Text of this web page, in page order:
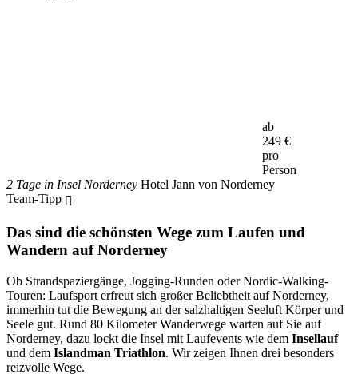
ab
249 €
pro
Person
2 Tage in Insel Norderney Hotel Jann von Norderney
Team-Tipp
Das sind die schönsten Wege zum Laufen und
Wandern auf Norderney
Ob Strandspaziergänge, Jogging-Runden oder Nordic-Walking-
Touren: Laufsport erfreut sich großer Beliebtheit auf Norderney,
immerhin tut die Bewegung an der salzhaltigen Seeluft Körper und
Seele gut. Rund 80 Kilometer Wanderwege warten auf Sie auf
Norderney, dazu lockt die Insel mit Laufevents wie dem Insellauf
und dem Islandman Triathlon. Wir zeigen Ihnen drei besonders
reizvolle Wege.